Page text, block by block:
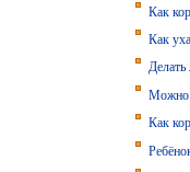
Как
Как
Делать
Можно
Как